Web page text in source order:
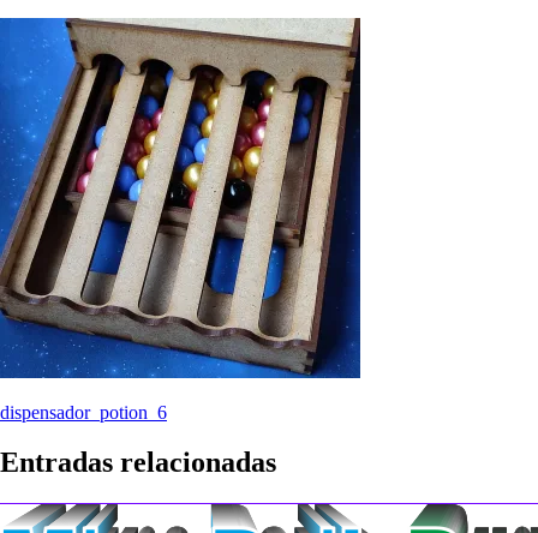
Navegación
de
entradas
dispensador_potion_6
Entradas relacionadas